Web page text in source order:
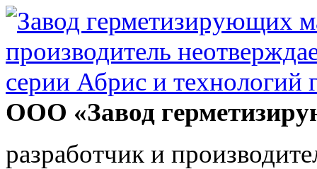
ООО «Завод
разработчик и